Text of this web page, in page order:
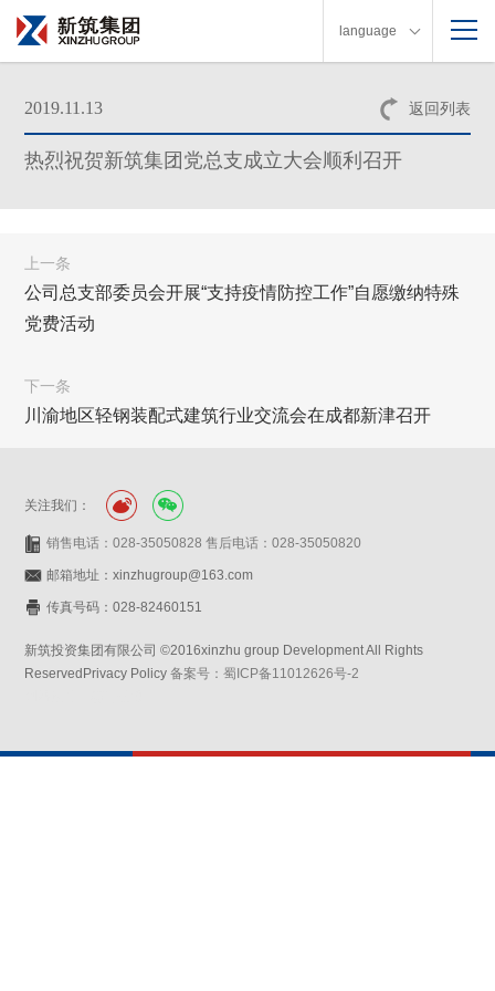
language
返回列表
2019.11.13
热烈祝贺新筑集团党总支成立大会顺利召开
上一条
公司总支部委员会开展“支持疫情防控工作”自愿缴纳特殊
党费活动
下一条
川渝地区轻钢装配式建筑行业交流会在成都新津召开
关注我们：
销售电话：028-35050828 售后电话：028-35050820
邮箱地址：xinzhugroup@163.com
传真号码：028-82460151
新筑投资集团有限公司 ©2016xinzhu group Development All Rights
ReservedPrivacy Policy备案号：蜀ICP备11012626号-2